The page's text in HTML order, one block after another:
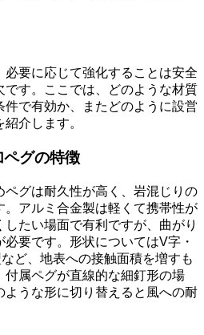
要に応じて強化することは安全
す。ここでは、どのような材質
で有効か、またどのように設営
介します。
グの特徴
グは耐久性が高く、岩混じりの
アルミ合金製は軽くて携帯性が
たい場面で有利ですが、曲がり
要です。形状についてはV字・
ど、地表への接触面積を増すも
属ペグが直線的な細釘形の場
うな形に切り替えると風への耐